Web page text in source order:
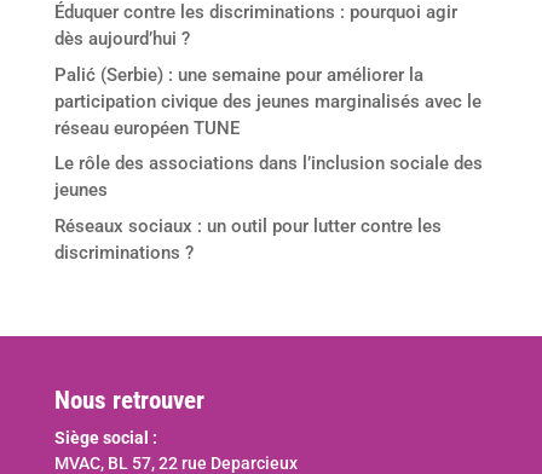
Éduquer contre les discriminations : pourquoi agir
dès aujourd’hui ?
Palić (Serbie) : une semaine pour améliorer la
participation civique des jeunes marginalisés avec le
réseau européen TUNE
Le rôle des associations dans l’inclusion sociale des
jeunes
Réseaux sociaux : un outil pour lutter contre les
discriminations ?
Nous retrouver
Siège social :
MVAC, BL 57, 22 rue Deparcieux